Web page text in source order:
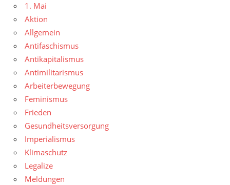
1. Mai
Aktion
Allgemein
Antifaschismus
Antikapitalismus
Antimilitarismus
Arbeiterbewegung
Feminismus
Frieden
Gesundheitsversorgung
Imperialismus
Klimaschutz
Legalize
Meldungen